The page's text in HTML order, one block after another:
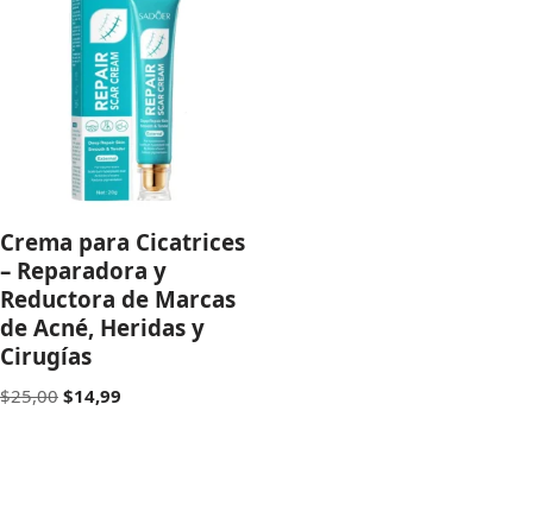
Crema para Cicatrices
– Reparadora y
Reductora de Marcas
de Acné, Heridas y
Cirugías
$25,00 $14,99